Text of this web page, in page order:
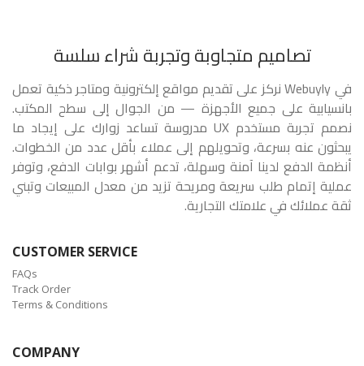
تصاميم متجاوبة وتجربة شراء سلسة
في Webuyly نركز على تقديم مواقع إلكترونية ومتاجر ذكية تعمل
بانسيابية على جميع الأجهزة — من الجوال إلى سطح المكتب.
نصمم تجربة مستخدم UX مدروسة تساعد زوارك على إيجاد ما
يبحثون عنه بسرعة، وتحويلهم إلى عملاء بأقل عدد من الخطوات.
أنظمة الدفع لدينا آمنة وسهلة، تدعم أشهر بوابات الدفع، وتوفر
عملية إتمام طلب سريعة ومريحة تزيد من معدل المبيعات وتبني
ثقة عملائك في علامتك التجارية.
CUSTOMER SERVICE
FAQs
Track Order
Terms & Conditions
COMPANY